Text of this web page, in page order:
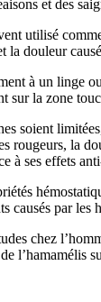
et des
utilisé
la douleur
à un linge
sur la zone
soient
rougeurs, la
à ses effets
causés par les
chez
l’hamamélis